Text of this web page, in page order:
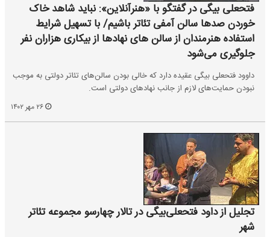
فتحعلی بیگی در گفتگو با «هنرآنلاین»: نباید شاهد خاک
خوردن صدها سالن آمفی تئاتر باشیم/ با تسهیل شرایط
استفاده هنرمندان از سالن های نهادها از بیکاری هزاران نفر
جلوگیری می‌شود
داوود فتحعلی بیگی عقیده دارد که خالی بودن سالن‌های تئاتر دولتی به موجب
نبودن حمایت‌های لازم از جانب نهادهای دولتی است.
تجلیل از داود فتحعلی‌بیگی در تالار چهارسو مجموعه تئاتر
شهر